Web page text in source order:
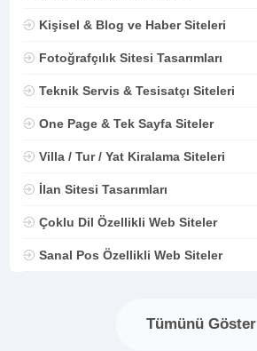
Kişisel & Blog ve Haber Siteleri
Fotoğrafçılık Sitesi Tasarımları
Teknik Servis & Tesisatçı Siteleri
One Page & Tek Sayfa Siteler
Villa / Tur / Yat Kiralama Siteleri
İlan Sitesi Tasarımları
Çoklu Dil Özellikli Web Siteler
Sanal Pos Özellikli Web Siteler
Tümünü Göster